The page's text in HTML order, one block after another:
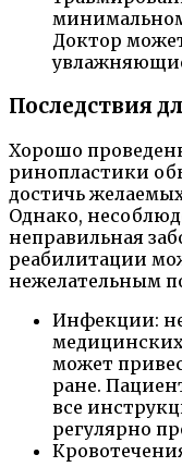
Доктор
Последствия
Хорошо
ринопластики
достичь
Однако,
неправильная
реабилитации
нежелательным
Инфекции:
может
ране.
все
регулярно